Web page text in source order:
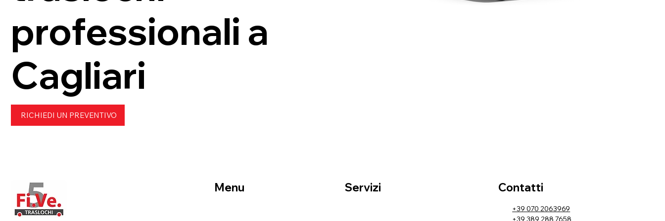
professionali a
Cagliari
RICHIEDI UN PREVENTIVO
Menu Servizi Contatti
+39 070 2063969